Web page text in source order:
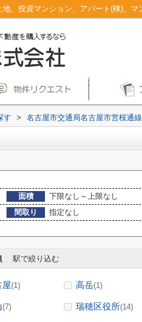
す > 名古屋市交通局名古屋市営桜通線
面積 下限なし～上限なし
間取り
指定なし
駅で絞り込む
屋(1) 高岳(1)
(7) 瑞穂区役所(14)